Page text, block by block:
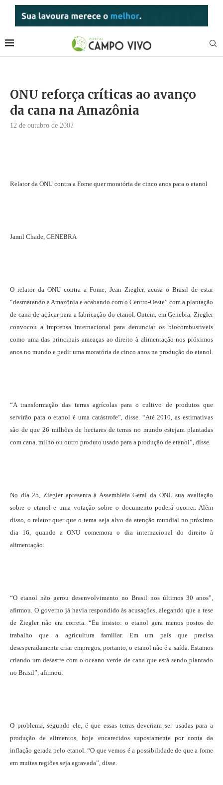
ONU reforça críticas ao avanço
da cana na Amazônia
12 de outubro de 2007
Relator da ONU contra a Fome quer moratória de cinco anos para o etanol
Jamil Chade, GENEBRA
O relator da ONU contra a Fome, Jean Ziegler, acusa o Brasil de estar
“desmatando a Amazônia e acabando com o Centro-Oeste” com a plantação
de cana-de-açúcar para a fabricação do etanol. Ontem, em Genebra, Ziegler
convocou a imprensa internacional para denunciar os biocombustíveis
como uma das principais ameaças ao direito à alimentação nos próximos
anos no mundo e pedir uma moratória de cinco anos na produção do etanol.
“A transformação das terras agrícolas para o cultivo de produtos que
servirão para o etanol é uma catástrofe”, disse. “Até 2010, as estimativas
são de que 26 milhões de hectares de terras no mundo estejam plantadas
com cana, milho ou outro produto usado para a produção de etanol”, disse.
No dia 25, Ziegler apresenta à Assembléia Geral da ONU sua avaliação
sobre o etanol e uma votação sobre o documento poderá ocorrer. Além
disso, o relator quer que o tema seja alvo da atenção mundial no próximo
dia 16, quando a ONU comemora o dia internacional do direito à
alimentação.
“O etanol não gerou desenvolvimento no Brasil nos últimos 30 anos”,
afirmou. O governo já havia respondido às acusações, alegando que a tese
de Ziegler não era correta. “Eu insisto: o etanol gera menos postos de
trabalho que a agricultura familiar. Em um país que precisa
desesperadamente criar empregos, portanto, o etanol não é a saída. Estamos
criando um desastre com o oceano verde de cana que está sendo plantado
no Brasil”, afirmou.
O problema, segundo ele, é que essas terras deveriam ser usadas para a
produção de alimentos, hoje encarecidos supostamente por conta da
inflação gerada pelo etanol. “O que vemos é a possibilidade de que a fome
em muitas regiões seja agravada”, disse.